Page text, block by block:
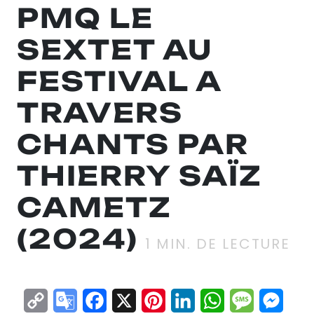
PMQ LE
SEXTET AU
FESTIVAL A
TRAVERS
CHANTS PAR
THIERRY SAÏZ
CAMETZ
(2024) 1 MIN. DE LECTURE
Copy GoogleFacebook
X Pinterest
LinkedInWhatsApp